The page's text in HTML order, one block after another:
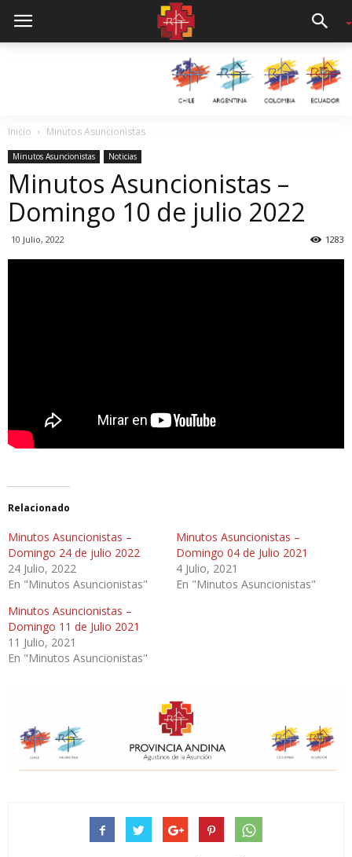
Inicio Minutos Asuncionistas
Minutos Asuncionistas Noticias
Minutos Asuncionistas –
Domingo 10 de julio 2022
10 Julio, 2022 1283
Relacionado
Minutos Asuncionistas –
Domingo 24 de julio 2022
24 Julio, 2022
En "Minutos Asuncionistas"
Minutos Asuncionistas –
Domingo 04 de Julio 2021
4 Julio, 2021
En "Minutos Asuncionistas"
Minutos Asuncionistas –
Domingo 11 de Julio 2021
11 Julio, 2021
En "Minutos Asuncionistas"